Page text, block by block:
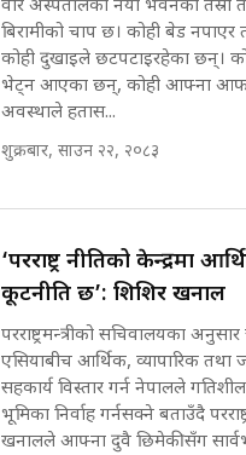
SIDHAKURA ||
मन्त्री र पूर्व मन्त्रीको ७८ लाख घुस
अडियो | FULL AUDIO |
SIDHAKURA |
||
मन्त्रीले घुस डिल गरेको अडियो ! दुई
नोट मन्त्रीलाई घुस |
SIDHAKURA
वीर अस्पतालको नयाँ भवनको तेस्रो
बिरामीको चाप छ। कोही बेड नपाएर
कोही दुखाइले छटपटाइरहेका छन्।
भेट्न आएका छन्, कोही आफ्ना
अवस्थाले हतास...
शुक्रबार, साउन २२, २०८३
‘परराष्ट्र नीतिको केन्द्रमा
कूटनीति छ’: शिशिर खनाल
परराष्ट्रमन्त्रीको सचिवालयका
एसियाबीच आर्थिक, व्यापारिक तथा
सहकार्य विस्तार गर्न नेपालले
भूमिका निर्वाह गर्नसक्ने बताउँदै
खनालले आफ्ना दुवै छिमेकीसँग